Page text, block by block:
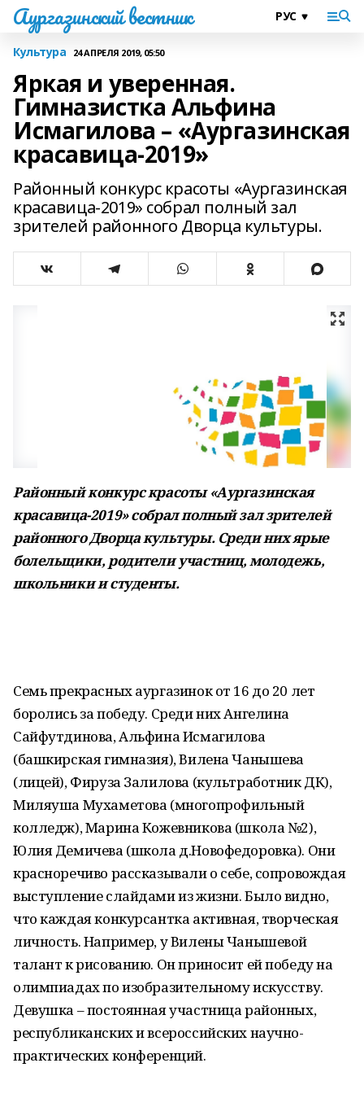
Аургазинский вестник
Культура 24 АПРЕЛЯ 2019, 05:50
Яркая и уверенная.
Гимназистка Альфина
Исмагилова – «Аургазинская
красавица-2019»
Районный конкурс красоты «Аургазинская
красавица-2019» собрал полный зал
зрителей районного Дворца культуры.
Районный конкурс красоты «Аургазинская
красавица-2019» собрал полный зал зрителей
районного Дворца культуры. Среди них ярые
болельщики, родители участниц, молодежь,
школьники и студенты.
Семь прекрасных аургазинок от 16 до 20 лет
боролись за победу. Среди них Ангелина
Сайфутдинова, Альфина Исмагилова
(башкирская гимназия), Вилена Чанышева
(лицей), Фируза Залилова (культработник ДК),
Миляуша Мухаметова (многопрофильный
колледж), Марина Кожевникова (школа №2),
Юлия Демичева (школа д.Новофедоровка). Они
красноречиво рассказывали о себе, сопровождая
выступление слайдами из жизни. Было видно,
что каждая конкурсантка активная, творческая
личность. Например, у Вилены Чанышевой
талант к рисованию. Он приносит ей победу на
олимпиадах по изобразительному искусству.
Девушка – постоянная участница районных,
республиканских и всероссийских научно-
практических конференций.